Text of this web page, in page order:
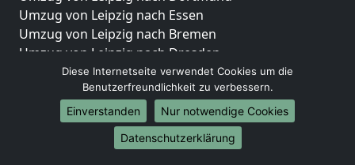
Umzug von Leipzig nach Essen
Umzug von Leipzig nach Bremen
Umzug von Leipzig nach Dresden
Umzug von Leipzig nach Hannover
Umzug von Leipzig nach Nürnberg
Umzug von Leipzig nach Duisburg
Umzug von Leipzig nach Bochum
Umzug von Leipzig nach Wuppertal
Diese Internetseite verwendet Cookies um die
Benutzerfreundlichkeit zu verbessern.
Einverstanden
Nur notwendige Cookies
Datenschutzerklärung